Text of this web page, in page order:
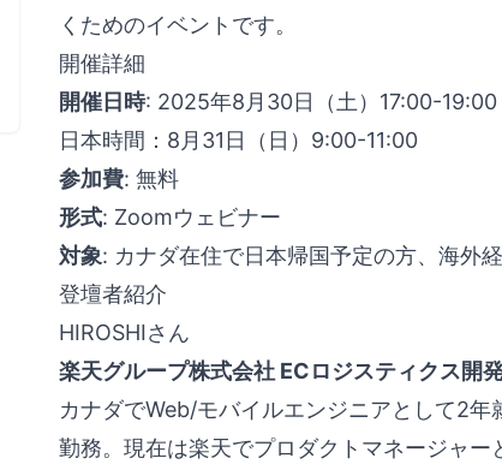
くためのイベントです。
開催詳細
開催日時: 2025年8月30日（土）17:00-19:00
日本時間：8月31日（日）9:00-11:00
参加費: 無料
形式: Zoomウェビナー
対象: カナダ在住で日本帰国予定の方、海外
登壇者紹介
HIROSHIさん
楽天グループ株式会社 ECロジスティクス開
カナダでWeb/モバイルエンジニアとして2
勤務。現在は楽天でプロダクトマネージャ